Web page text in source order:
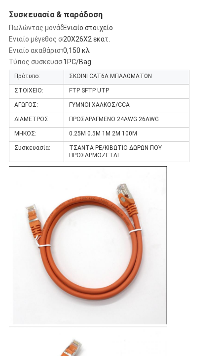
Συσκευασία & παράδοση
Πωλώντας μονάδες:Ενιαίο στοιχείο
Ενιαίο μέγεθος συσκευασίας:
20X26X2 εκατ.
Ενιαίο ακαθάριστο βάρος:
0,150 κλ
Τύπος συσκευασίας:1PC/Bag
Πρότυπο: ΣΚΟΙΝΙ CAT6A ΜΠΑΛΩΜΑΤΩΝ
ΣΤΟΙΧΕΙΟ: FTP SFTP UTP
ΑΓΩΓΟΣ: ΓΥΜΝΟΙ ΧΑΛΚΟΣ/CCA
ΔΙΑΜΕΤΡΟΣ: ΠΡΟΣΑΡΑΓΜΕΝΟ 24AWG 26AWG
ΜΗΚΟΣ: 0.25M 0.5M 1M 2M 100M
Συσκευασία:
ΤΣΑΝΤΑ PE/ΚΙΒΩΤΙΟ ΔΩΡΩΝ ΠΟΥ
ΠΡΟΣΑΡΜΟΖΕΤΑΙ